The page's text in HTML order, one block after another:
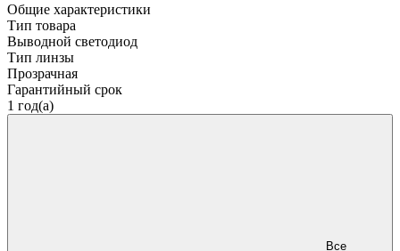
Общие характеристики
Тип товара
Выводной светодиод
Тип линзы
Прозрачная
Гарантийный срок
1 год(а)